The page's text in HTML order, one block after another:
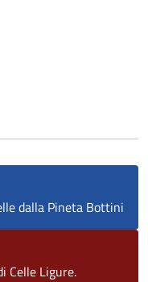
dalla Pineta Bottini
Celle Ligure.